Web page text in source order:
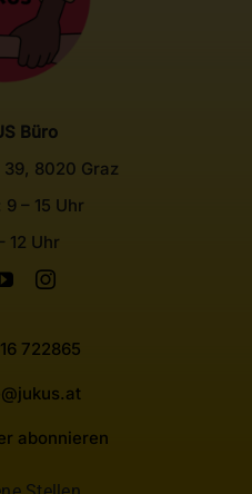
Büro
8020 Graz
9 – 15 Uhr
12 Uhr
722865
abonnieren